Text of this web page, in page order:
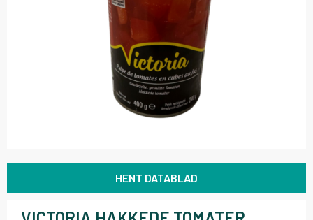
HENT DATABLAD